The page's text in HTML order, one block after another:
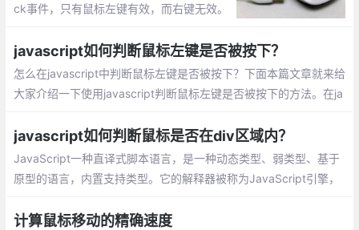
ck事件，只有鼠标左键有效，而右键无效。
鼠标的事件左键/右键有效。以下总结鼠标三
个按键操作：
javascript如何判断鼠标左键是否被按下？
怎么在javascript中判断鼠标左键是否被按下？下面本篇文章就来给
大家介绍一下使用javascript判断鼠标左键是否被按下的方法。在ja
键是否被按下。
javascript如何判断鼠标是否在div区域内？
JavaScript一种直译式脚本语言，是一种动态类型、弱类型、基于
原型的语言，内置支持类型。它的解释器被称为JavaScript引擎，
计算鼠标移动的精确速度